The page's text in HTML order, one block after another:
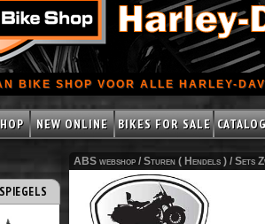
BIKE SHOP VOOR ALLE HARLEY-
NEW ONLINE BIKES FOR SALE
ABS webshop / Sturen ( Hendels ) / Sets